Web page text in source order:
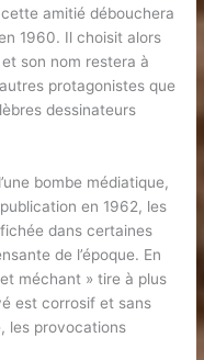
amitié débouchera
1960. Il choisit alors
son nom restera à
protagonistes que
dessinateurs
bombe médiatique,
en 1962, les
dans certaines
de l’époque. En
méchant » tire à plus
est corrosif et sans
les provocations